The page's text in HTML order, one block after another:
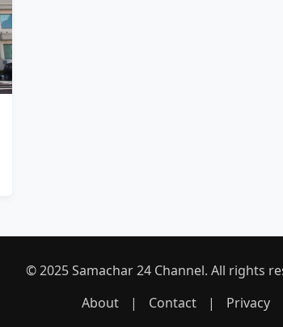
© 2025 Samachar 24 Channel. All rights
About
| Contact | Privacy